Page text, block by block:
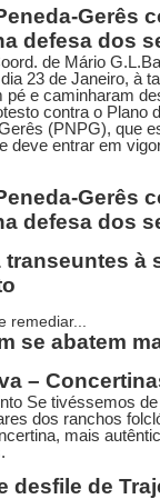
Gerês
defesa dos
de Mário
23 de Janeiro, à
pé e caminharam
contra o Plano
(PNPG), que
deve entrar em
Gerês
defesa dos
transeuntes à
remediar...
se abatem
–
Se tivéssemos
dos ranchos
mais
desfile de